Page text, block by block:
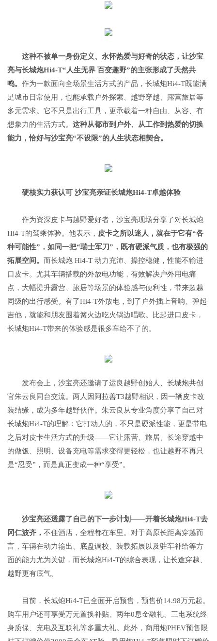
这种不被单一身份定义、永怀热爱与好奇的状态，让沙宝
亮与长城炮Hi4-T“人生无界 百变趣野”的主张形成了天然共
鸣。 作为一款面向全场景生活方式的产品，长城炮Hi4-T既能满
足城市日常使用，也能承载户外探索、越野穿越、露营旅居等
多元需求。它不只是出行工具，更承载着一种自由、从容、有
想象力的生活方式。 这种从都市到户外、从工作到热爱的切换
能力，恰好与沙宝亮“不设限”的人生状态相契合。
硬核实力获认可 沙宝亮亲证长城炮Hi4-T卓越体验
作为资深皮卡与越野爱好者，沙宝亮现场分享了对长城炮
Hi4-T的驾乘体验。他表示， 皮卡之所以迷人，就在于它有“各
种可能性”，如同一把“瑞士军刀”，既有硬派气质，也有极强的
拓展空间。 而长城炮 Hi4-T 动力充沛、操控稳健，性能不输进
口皮卡。尤其车辆搭载的外放电功能，有效解决户外用电痛
点，大幅提升露营、旅居等场景的体验感与便利性，带来超越
同级的出行感受。有了Hi4-T外放电，到了户外插上音响、弹起
吉他，就能和朋友围着篝火边吃火锅边唱歌。比起进口皮卡，
长城炮Hi4-T带来的体验感是很多车给不了的。
发布会上，沙宝亮还邀请了运良越野创始人、长城炮共创
官朱云良同台交流。两人因阿拉善T3越野相识，因一辆皮卡改
装结缘，成为多年越野伙伴。朱云良从专业角度分享了自己对
长城炮Hi4-T的理解：它打动人的，不只是硬派性能，更是带电
之后对皮卡生活方式的升级——它让露营、旅居、长途穿越中
的做饭、照明、设备充电等需求变得更轻松，也让越野不再只
是“忍受”，而是真正变成一种“享受”。
沙宝亮还透露了自己的下一步计划——开着长城炮Hi4-T去
冈仁波齐， 不住酒店，全程都在车里。对于高原长距离穿越而
言，车辆在动力输出、底盘调校、装载拓展以及驻车补给等方
面的能力尤为关键，而长城炮Hi4-T的综合表现，让长途穿越、
越野更有底气。
目前，长城炮Hi4-T已全面开启预售，预售价14.98万元起。
购车用户还可享受万元置换补贴、两年0息金融礼、三电系统终
身质保、充电及互联礼等多重大礼。此外，商用炮PHEV预售限